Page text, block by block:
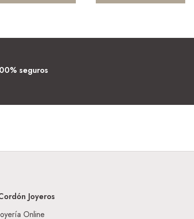
seguros
Joyeros
Online